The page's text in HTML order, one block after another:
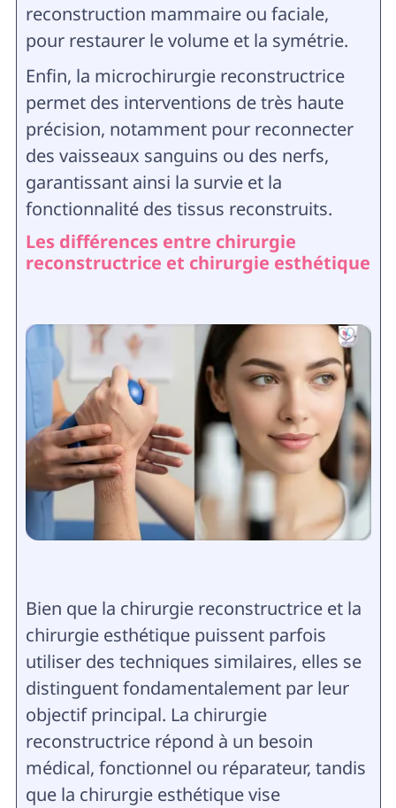
reconstruction mammaire ou faciale,
pour restaurer le volume et la symétrie.
Enfin, la microchirurgie reconstructrice
permet des interventions de très haute
précision, notamment pour reconnecter
des vaisseaux sanguins ou des nerfs,
garantissant ainsi la survie et la
fonctionnalité des tissus reconstruits.
Les différences entre chirurgie
reconstructrice et chirurgie esthétique
Bien que la chirurgie reconstructrice et la
chirurgie esthétique puissent parfois
utiliser des techniques similaires, elles se
distinguent fondamentalement par leur
objectif principal. La chirurgie
reconstructrice répond à un besoin
médical, fonctionnel ou réparateur, tandis
que la chirurgie esthétique vise